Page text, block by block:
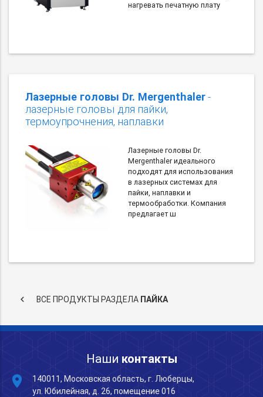
нагревать печатную плату
Лазерные головы Dr. Mergenthaler-
лазерные головы для пайки,
термоупрочнения, наплавки
Лазерные головы Dr.
Mergenthaler идеального
подходят для использования
в лазерных системах для
пайки, наплавки и
термообработки. Компания
предлагает ш
keyboard_arrow_left ВСЕ ПРОДУКТЫ РАЗДЕЛА ПАЙКА
Наши контакты
place
140011, Московская область, г. Люберцы,
ул. Юбилейная, д. 26, помещение 016